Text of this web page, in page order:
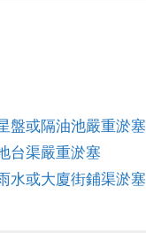
盤或隔油池嚴重淤塞
台渠嚴重淤塞
水或大廈街鋪渠淤塞